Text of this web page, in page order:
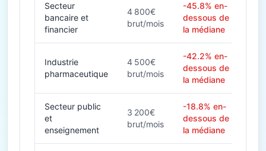
Secteur
bancaire et
financier
4 800€
brut/mois
-45.8% en-
dessous de
la médiane
Industrie
pharmaceutique
4 500€
brut/mois
-42.2% en-
dessous de
la médiane
Secteur public
et
enseignement
3 200€
brut/mois
-18.8% en-
dessous de
la médiane